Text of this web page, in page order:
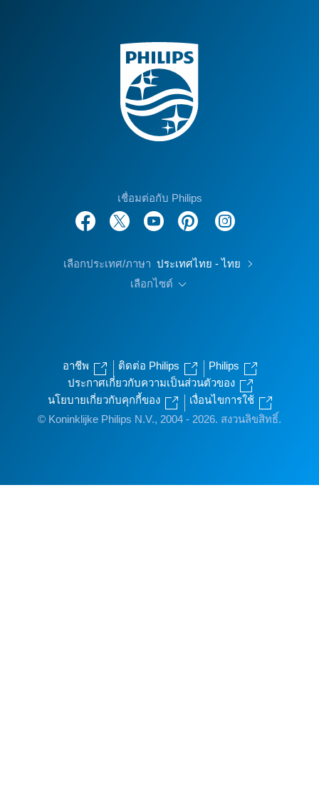
เชื่อมต่อกับ Philips
เลือกประเทศ/ภาษา ประเทศไทย - ไทย
เลือกไซต์
อาชีพ ติดต่อ Philips
Philips
ประกาศเกี่ยวกับความเป็นส่วนตัวของ
นโยบายเกี่ยวกับคุกกี้ของ
เงื่อนไขการใช้
© Koninklijke Philips N.V., 2004 - 2026. สงวนลิขสิทธิ์.